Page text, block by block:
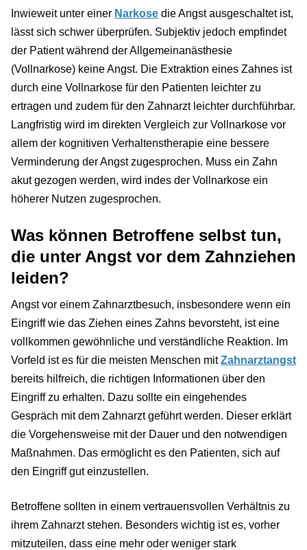
Inwieweit unter einer Narkose die Angst ausgeschaltet ist,
lässt sich schwer überprüfen. Subjektiv jedoch empfindet
der Patient während der Allgemeinanästhesie
(Vollnarkose) keine Angst. Die Extraktion eines Zahnes ist
durch eine Vollnarkose für den Patienten leichter zu
ertragen und zudem für den Zahnarzt leichter durchführbar.
Langfristig wird im direkten Vergleich zur Vollnarkose vor
allem der kognitiven Verhaltenstherapie eine bessere
Verminderung der Angst zugesprochen. Muss ein Zahn
akut gezogen werden, wird indes der Vollnarkose ein
höherer Nutzen zugesprochen.
Was können Betroffene selbst tun,
die unter Angst vor dem Zahnziehen
leiden?
Angst vor einem Zahnarztbesuch, insbesondere wenn ein
Eingriff wie das Ziehen eines Zahns bevorsteht, ist eine
vollkommen gewöhnliche und verständliche Reaktion. Im
Vorfeld ist es für die meisten Menschen mitZahnarztangst
bereits hilfreich, die richtigen Informationen über den
Eingriff zu erhalten. Dazu sollte ein eingehendes
Gespräch mit dem Zahnarzt geführt werden. Dieser erklärt
die Vorgehensweise mit der Dauer und den notwendigen
Maßnahmen. Das ermöglicht es den Patienten, sich auf
den Eingriff gut einzustellen.
Betroffene sollten in einem vertrauensvollen Verhältnis zu
ihrem Zahnarzt stehen. Besonders wichtig ist es, vorher
mitzuteilen, dass eine mehr oder weniger stark